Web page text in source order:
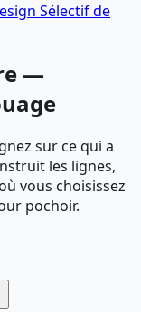
Sélectif de
—
sur ce qui a
les lignes,
vous choisissez
pochoir.